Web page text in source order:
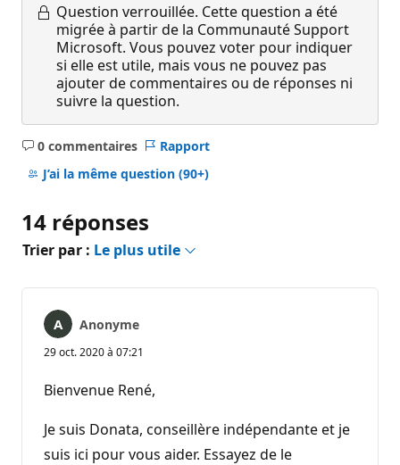
Question verrouillée. Cette question a été
migrée à partir de la Communauté Support
Microsoft. Vous pouvez voter pour indiquer
si elle est utile, mais vous ne pouvez pas
ajouter de commentaires ou de réponses ni
suivre la question.
0 commentaires
Aucun
commentaire
Rapport
J’ai la même question (90+)
14 réponses
Trier par : Le plus utile
Anonyme
29 oct. 2020 à 07:21
Bienvenue René,
Je suis Donata, conseillère indépendante et je
suis ici pour vous aider. Essayez de le